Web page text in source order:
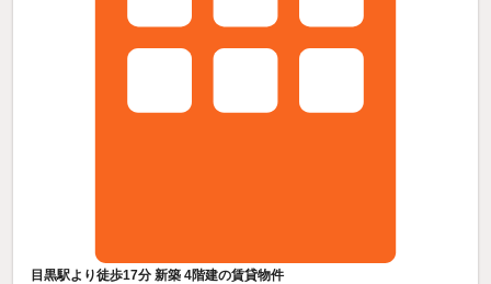
目黒駅より徒歩17分 新築 4階建の賃貸物件